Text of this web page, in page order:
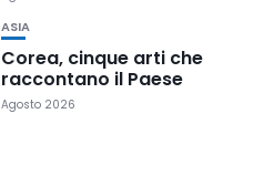
ASIA
Corea, cinque arti che
raccontano il Paese
Agosto 2026